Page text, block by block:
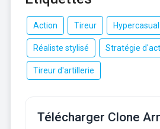
Action Tireur Hypercasual
Réaliste stylisé Stratégie
Tireur d'artillerie
Télécharger Clone